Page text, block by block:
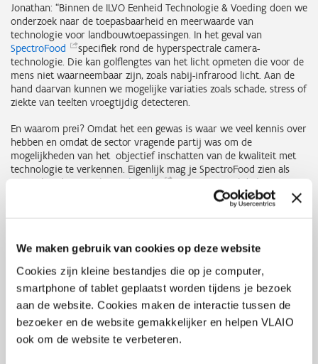
We maken gebruik van cookies op deze website
Cookies zijn kleine bestandjes die op je computer,
smartphone of tablet geplaatst worden tijdens je bezoek
aan de website. Cookies maken de interactie tussen de
bezoeker en de website gemakkelijker en helpen VLAIO
ook om de website te verbeteren.
Jonathan: “Binnen de ILVO Eenheid Technologie & Voeding doen we
onderzoek naar de toepasbaarheid en meerwaarde van
technologie voor landbouwtoepassingen. In het geval van
SpectroFood
specifiek rond de hyperspectrale camera-
technologie. Die kan golflengtes van het licht opmeten die voor de
mens niet waarneembaar zijn, zoals nabij-infrarood licht. Aan de
hand daarvan kunnen we mogelijke variaties zoals schade, stress of
ziekte van teelten vroegtijdig detecteren.
En waarom prei? Omdat het een gewas is waar we veel kennis over
hebben en omdat de sector vragende partij was om de
mogelijkheden van het objectief inschatten van de kwaliteit met
technologie te verkennen. Eigenlijk mag je SpectroFood zien als
een uitbreiding van hetWikiLeeks
project. Dat wil de bemesting
van prei optimaliseren met behulp van databronnen en met het
oog voor het milieu en landbouwer. De kwaliteit werd hierbij in
Ajuinen, aardappelen, tomaten en witloof
Naast het onderzoek naar prei liet het project toe om andere
teelten te identificeren waar de technologie een meerwaarde kon
betekenen. ILVO richtte de vraag naar de voedselproducerende
sector enonder meer ajuinen, aardappelen, tomaten, insecten en
witloof werden onderzocht. Intussen gaan ook andere sectoren met